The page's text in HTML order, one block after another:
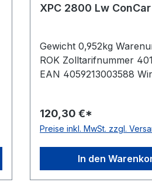
XPC 2800 Lw ConCar
Gewicht 0,952kg
ROK Zolltarifnummer
EAN 4059213003588
ConCar Ausführung
formgezahnt
Zugstrang Polyester
Höhe 18mm
120,30 €*
Preise inkl. MwSt. zzgl.
In den